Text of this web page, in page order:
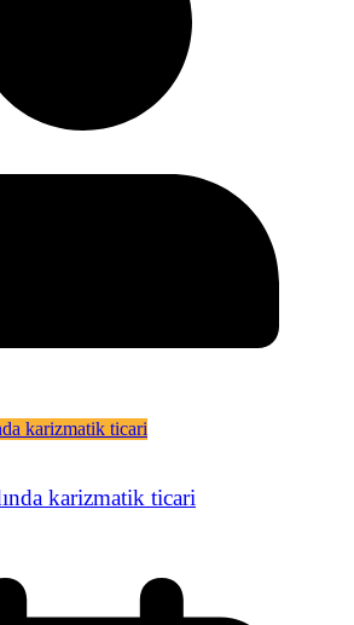
karizmatik ticari